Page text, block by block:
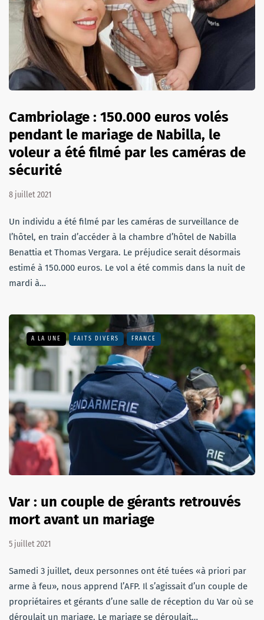
Cambriolage : 150.000 euros volés
pendant le mariage de Nabilla, le
voleur a été filmé par les caméras de
sécurité
8 juillet 2021
Un individu a été filmé par les caméras de surveillance de
l’hôtel, en train d’accéder à la chambre d’hôtel de Nabilla
Benattia et Thomas Vergara. Le préjudice serait désormais
estimé à 150.000 euros. Le vol a été commis dans la nuit de
mardi à…
A LA UNE FAITS DIVERS FRANCE
Var : un couple de gérants retrouvés
mort avant un mariage
5 juillet 2021
Samedi 3 juillet, deux personnes ont été tuées «à priori par
arme à feu», nous apprend l’AFP. Il s’agissait d’un couple de
propriétaires et gérants d’une salle de réception du Var où se
déroulait un mariage. Le mariage se déroulait…